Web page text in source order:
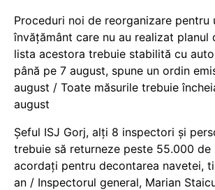
Proceduri noi de reorganizare pentru
învățământ care nu au realizat planul
lista acestora trebuie stabilită cu
până pe 7 august, spune un ordin
august / Toate măsurile trebuie
august
Șeful ISJ Gorj, alți 8 inspectori și
trebuie să returneze peste 55.000 de
acordați pentru decontarea navetei,
an / Inspectorul general, Marian